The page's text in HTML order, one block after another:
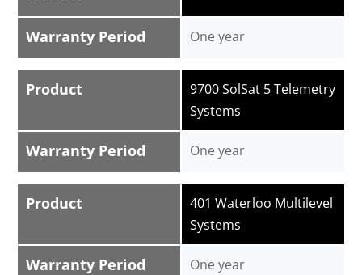
Warranty Period One year
Product
Warranty Period
9700 SolSat 5 Telemetry
Systems
One year
Product
Warranty Period
401 Waterloo Multilevel
Systems
One year